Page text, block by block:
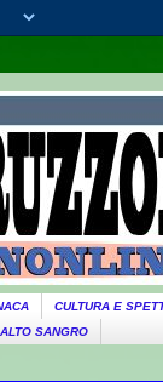
CULTURA E
SANGRO